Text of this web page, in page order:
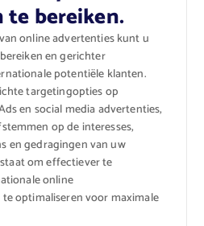
te bereiken.
online advertenties kunt u
en gerichter
potentiële klanten.
targetingopties op
en social media advertenties,
op de interesses,
en gedragingen van uw
om effectiever te
online
optimaliseren voor maximale